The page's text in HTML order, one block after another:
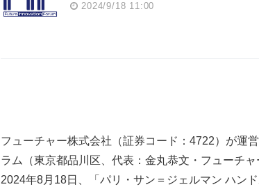
2024/9/18 11:00
フューチャー株式会社（証券コード：4722）が運
ラム（東京都品川区、代表：金丸恭文・フューチ
2024年8月18日、「パリ・サン＝ジェルマン ハン